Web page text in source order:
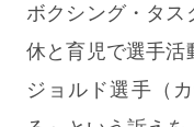
ボクシング・タス
休と育児で選手活
ジョルド選手（